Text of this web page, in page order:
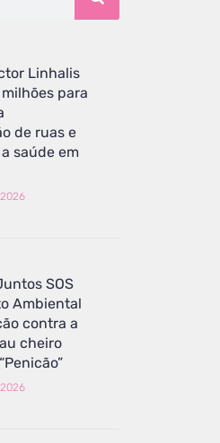
Linhalis
para
de ruas e
saúde em
2026
SOS
Ambiental
contra a
cheiro
2026